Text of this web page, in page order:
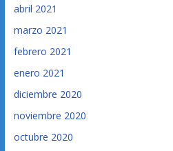
abril 2021
marzo 2021
febrero 2021
enero 2021
diciembre 2020
noviembre 2020
octubre 2020